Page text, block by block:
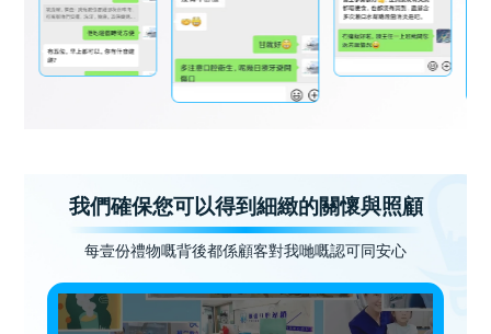
我們確保您可以得到細緻的關懷與照顧
每壹份禮物嘅背後都係顧客對我哋嘅認可同安心